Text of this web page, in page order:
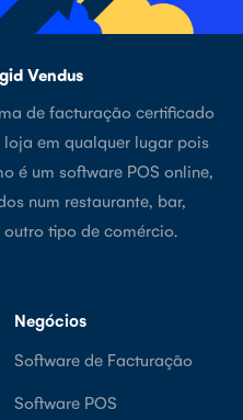
Vendus
de facturação certificado
em qualquer lugar pois
é um software POS online,
num restaurante, bar,
tipo de comércio.
Negócios
Software de Facturação
Software POS